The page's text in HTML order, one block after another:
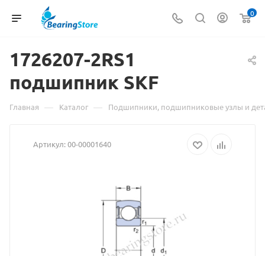
0
1726207-2RS1
подшипник Материал
о
1726207-
подшипник
SKF
взят
SKF
Главная — Каталог — Подшипники, подшипниковые узлы и
Артикул:00-00001640